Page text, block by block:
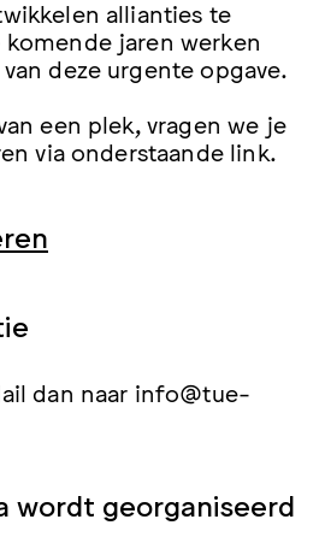
allianties te
jaren werken
deze urgente opgave.
een plek, vragen we je
via onderstaande link.
dan naar info@tue-
wordt georganiseerd